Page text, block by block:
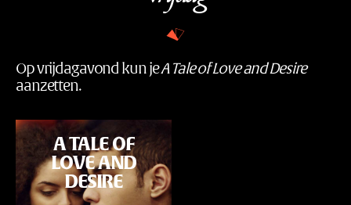
Op vrijdagavond kun jeA Tale of Love and Desire
aanzetten.
Programma
A TALE OF
LOVE AND
DESIRE